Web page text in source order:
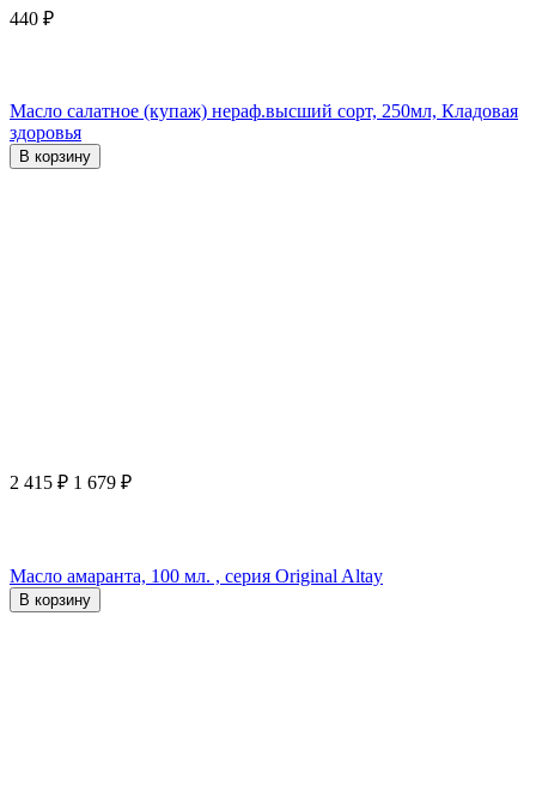
440 ₽
Масло салатное (купаж) нераф.высший сорт, 250мл, Кладовая
здоровья
В корзину
2 415 ₽ 1 679 ₽
Масло амаранта, 100 мл. , серия Original Altay
В корзину